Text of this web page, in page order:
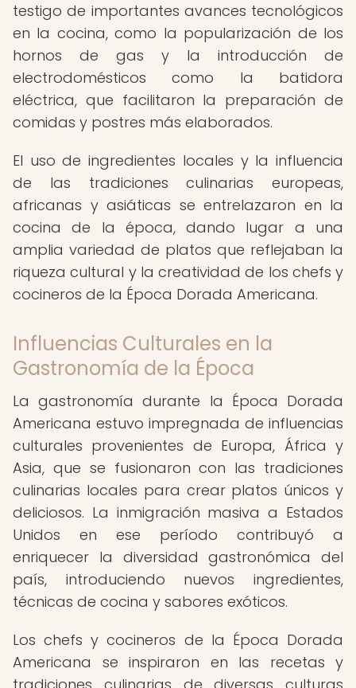
testigo de importantes avances tecnológicos
en la cocina, como la popularización de los
hornos de gas y la introducción de
electrodomésticos como la batidora
eléctrica, que facilitaron la preparación de
comidas y postres más elaborados.
El uso de ingredientes locales y la influencia
de las tradiciones culinarias europeas,
africanas y asiáticas se entrelazaron en la
cocina de la época, dando lugar a una
amplia variedad de platos que reflejaban la
riqueza cultural y la creatividad de los chefs y
cocineros de la Época Dorada Americana.
Influencias Culturales en la
Gastronomía de la Época
La gastronomía durante la Época Dorada
Americana estuvo impregnada de influencias
culturales provenientes de Europa, África y
Asia, que se fusionaron con las tradiciones
culinarias locales para crear platos únicos y
deliciosos. La inmigración masiva a Estados
Unidos en ese período contribuyó a
enriquecer la diversidad gastronómica del
país, introduciendo nuevos ingredientes,
técnicas de cocina y sabores exóticos.
Los chefs y cocineros de la Época Dorada
Americana se inspiraron en las recetas y